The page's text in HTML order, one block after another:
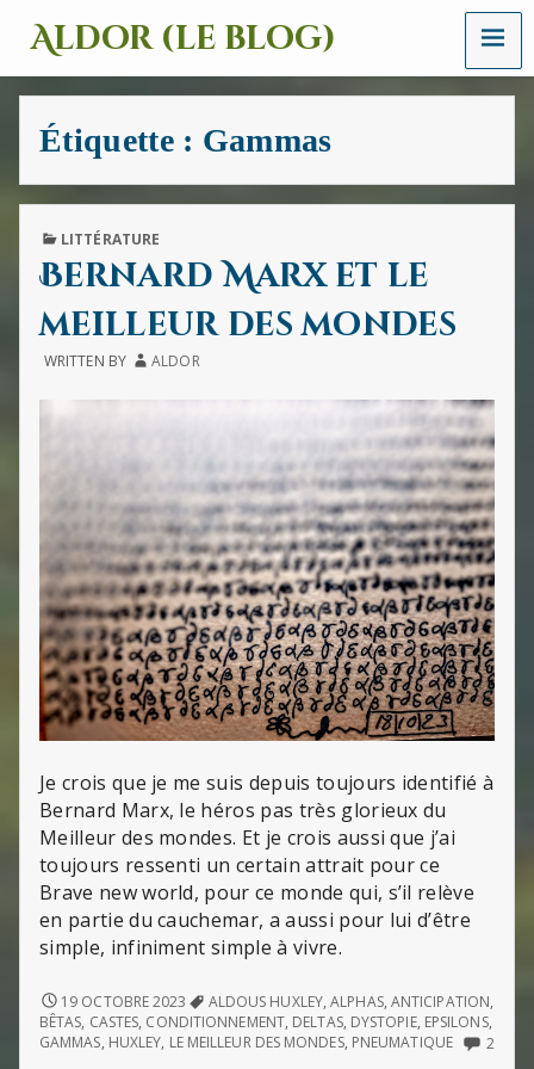
Aldor (le blog)
Un
site
avec
des
des
images
et
sons
MENU
Étiquette : Gammas
PUBLISHED
LITTÉRATURE
Bernard Marx et le
meilleur des mondes
WRITTEN BY ALDOR
Je crois que je me suis depuis toujours identifié à
Bernard Marx, le héros pas très glorieux du
Meilleur des mondes. Et je crois aussi que j’ai
toujours ressenti un certain attrait pour ce
Brave new world, pour ce monde qui, s’il relève
en partie du cauchemar, a aussi pour lui d’être
simple, infiniment simple à vivre.
BERNARD
MARX
ET
19 OCTOBRE 2023 ALDOUS HUXLEY,ALPHAS, ANTICIPATION,
BÊTAS, CASTES, CONDITIONNEMENT, DELTAS, DYSTOPIE, EPSILONS,
GAMMAS, HUXLEY, LE MEILLEUR DES MONDES, PNEUMATIQUE 2